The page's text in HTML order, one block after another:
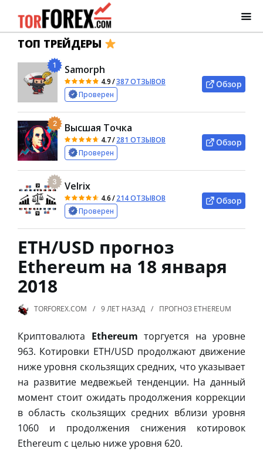
ТОП ТРЕЙДЕРЫ
1 Samorph
4.9/387 ОТЗЫВОВ
Проверен
Обзор
2 Высшая Точка
4.7/281 ОТЗЫВОВ
Проверен
Обзор
3 Velrix
4.6/214 ОТЗЫВОВ
Проверен
Обзор
ETH/USD прогноз
Ethereum на 18 января
2018
TORFOREX.COM 9 ЛЕТ НАЗАД ПРОГНОЗ ETHEREUM
Криптовалюта Ethereum торгуется на уровне
963. Котировки ETH/USD продолжают движение
ниже уровня скользящих средних, что указывает
на развитие медвежьей тенденции. На данный
момент стоит ожидать продолжения коррекции
в область скользящих средних вблизи уровня
1060 и продолжения снижения котировок
Ethereum с целью ниже уровня 620.